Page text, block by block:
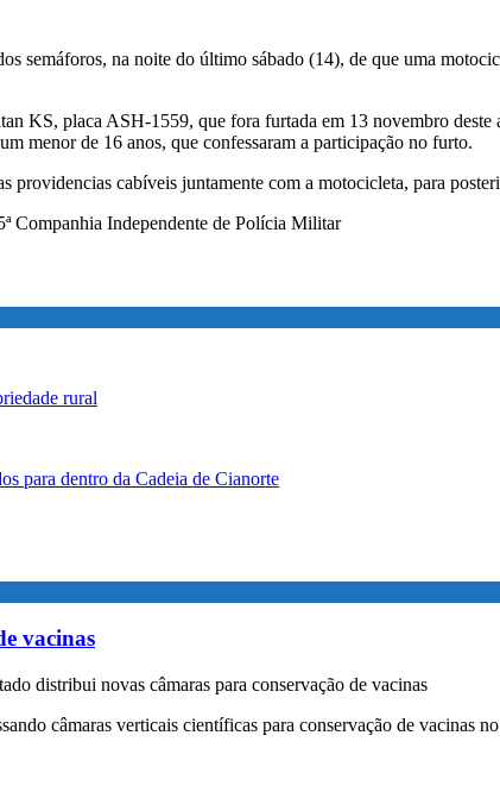
semáforos, na noite do último sábado (14), de que uma
KS, placa ASH-1559, que fora furtada em 13 novembro
menor de 16 anos, que confessaram a participação no furto.
providencias cabíveis juntamente com a motocicleta, para
Companhia Independente de Polícia Militar
rural
para dentro da Cadeia de Cianorte
vacinas
distribui novas câmaras para conservação de vacinas
câmaras verticais científicas para conservação de vacinas